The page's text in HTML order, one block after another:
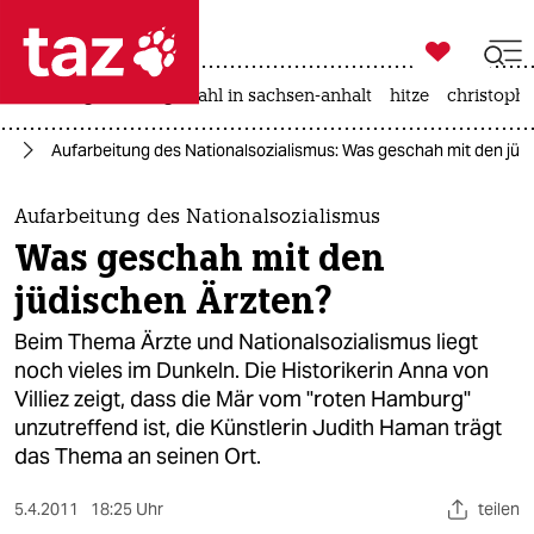
 taz zahl ich
taz zahl ich
themen
politik
öko
gesellschaft
kultur

taz zahl ich
landtagswahl in sachsen-anhalt hitze
Aufarbeitung des Nationalsozialismus: Was geschah mit den
Aufarbeitung des Nationalsozialismus
Was geschah mit den
jüdischen Ärzten?
Beim Thema Ärzte und Nationalsozialismus liegt
noch vieles im Dunkeln. Die Historikerin Anna von
Villiez zeigt, dass die Mär vom "roten Hamburg"
unzutreffend ist, die Künstlerin Judith Haman trägt
das Thema an seinen Ort.
5.4.2011 18:25 Uhr teilen